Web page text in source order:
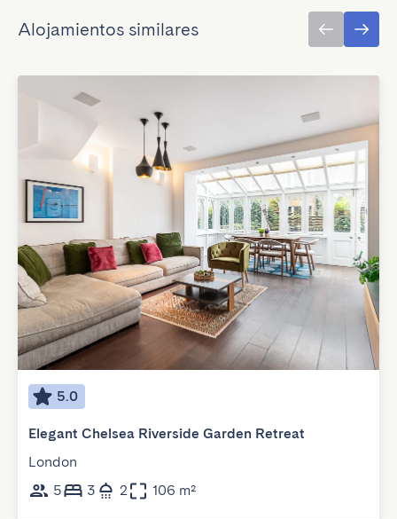
Alojamientos similares
5.0
Elegant Chelsea Riverside Garden Retreat
London
5
3 2 106 m²